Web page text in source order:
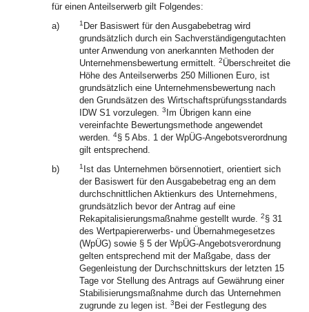
für einen Anteilserwerb gilt Folgendes:
a)
1 Der Basiswert für den Ausgabebetrag wird
grundsätzlich durch ein Sachverständigengutachten
unter Anwendung von anerkannten Methoden der
Unternehmensbewertung ermittelt. 2Überschreitet die
Höhe des Anteilserwerbs 250 Millionen Euro, ist
grundsätzlich eine Unternehmensbewertung nach
den Grundsätzen des Wirtschaftsprüfungsstandards
IDW S1 vorzulegen. 3 Im Übrigen kann eine
vereinfachte Bewertungsmethode angewendet
werden. 4§ 5 Abs. 1 der WpÜG-Angebotsverordnung
gilt entsprechend.
b)
1 Ist das Unternehmen börsennotiert, orientiert sich
der Basiswert für den Ausgabebetrag eng an dem
durchschnittlichen Aktienkurs des Unternehmens,
grundsätzlich bevor der Antrag auf eine
Rekapitalisierungsmaßnahme gestellt wurde. 2§ 31
des Wertpapiererwerbs- und Übernahmegesetzes
(WpÜG) sowie § 5 der WpÜG-Angebotsverordnung
gelten entsprechend mit der Maßgabe, dass der
Gegenleistung der Durchschnittskurs der letzten 15
Tage vor Stellung des Antrags auf Gewährung einer
Stabilisierungsmaßnahme durch das Unternehmen
zugrunde zu legen ist. 3 Bei der Festlegung des